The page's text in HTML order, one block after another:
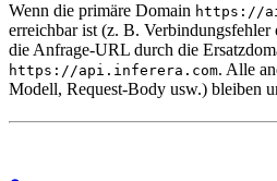
Wenn die primäre Domain https://
erreichbar ist (z. B. Verbindungsfehler
die Anfrage-URL durch die
https://api.inferera.com. Alle
Modell, Request-Body usw.) bleiben